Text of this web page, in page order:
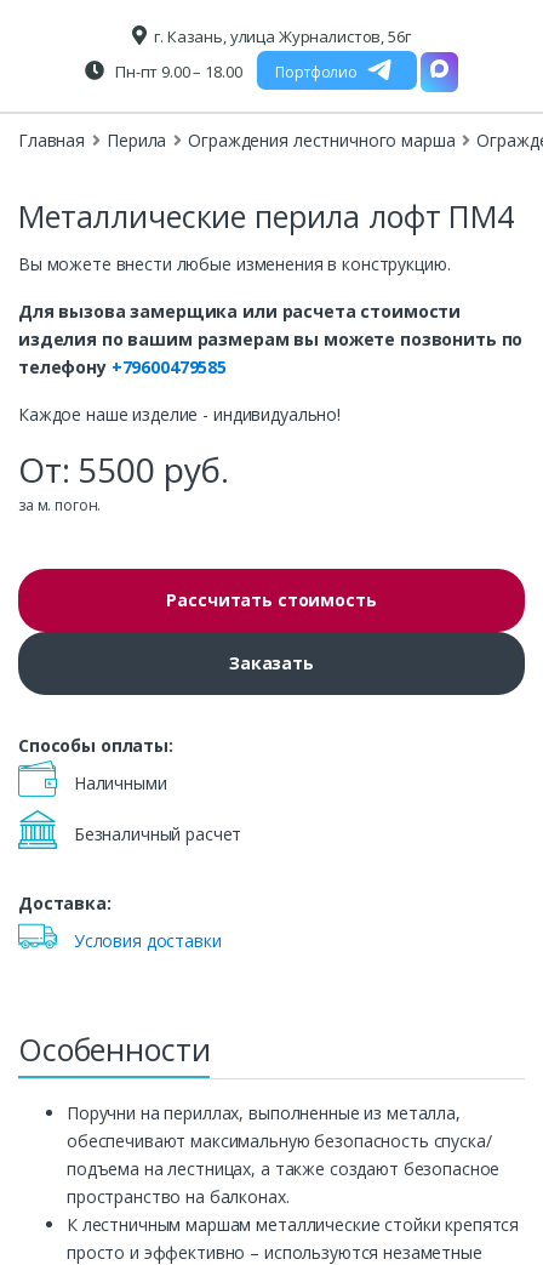
г. Казань, улица Журналистов, 56г
Пн-пт 9.00 – 18.00
Портфолио
Главная Перила Ограждения лестничного марша
Металлические перила лофт ПМ4
Вы можете внести любые изменения в конструкцию.
Для вызова замерщика или расчета стоимости
изделия по вашим размерам вы можете позвонить по
телефону +79600479585
Каждое наше изделие - индивидуально!
От: 5500 руб.
за м. погон.
Рассчитать стоимость
Заказать
Способы оплаты:
Наличными
Безналичный расчет
Доставка:
Условия доставки
Особенности
Поручни на периллах, выполненные из металла,
обеспечивают максимальную безопасность спуска/
подъема на лестницах, а также создают безопасное
пространство на балконах.
К лестничным маршам металлические стойки крепятся
просто и эффективно – используются незаметные